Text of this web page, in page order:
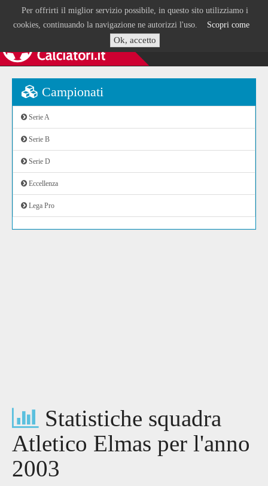
Per offrirti il miglior servizio possibile, in questo sito utilizziamo i
cookies, continuando la navigazione ne autorizzi l'uso. Scopri come
Ok, accetto
Campionati
Serie A
Serie B
Serie D
Eccellenza
Lega Pro
Statistiche squadra
Atletico Elmas per l'anno
2003